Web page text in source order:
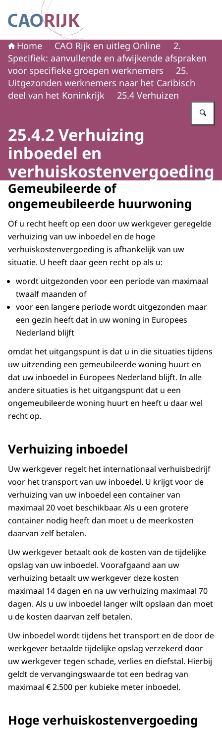
Naar de homepage van CAO Rijk
Home CAO Rijk en uitleg Online
2.
Specifiek: aanvullende en afwijkende afspraken
voor specifieke groepen werknemers
25.
Uitgezonden werknemers naar het Caribisch
deel van het Koninkrijk
25.4 Verhuizen
25.4.2 Verhuizing
inboedel en
verhuiskostenvergoeding
Gemeubileerde of
ongemeubileerde huurwoning
Of u recht heeft op een door uw werkgever geregelde
verhuizing van uw inboedel en de hoge
verhuiskostenvergoeding is afhankelijk van uw
situatie. U heeft daar geen recht op als u:
wordt uitgezonden voor een periode van maximaal
twaalf maanden of
voor een langere periode wordt uitgezonden maar
een gezin heeft dat in uw woning in Europees
Nederland blijft
omdat het uitgangspunt is dat u in die situaties tijdens
uw uitzending een gemeubileerde woning huurt en
dat uw inboedel in Europees Nederland blijft. In alle
andere situaties is het uitgangspunt dat u een
ongemeubileerde woning huurt en heeft u daar wel
recht op.
Verhuizing inboedel
Uw werkgever regelt het internationaal verhuisbedrijf
voor het transport van uw inboedel. U krijgt voor de
verhuizing van uw inboedel een container van
maximaal 20 voet beschikbaar. Als u een grotere
container nodig heeft dan moet u de meerkosten
daarvan zelf betalen.
Uw werkgever betaalt ook de kosten van de tijdelijke
opslag van uw inboedel. Voorafgaand aan uw
verhuizing betaalt uw werkgever deze kosten
maximaal 14 dagen en na uw verhuizing maximaal 70
dagen. Als u uw inboedel langer wilt opslaan dan moet
u de kosten daarvan zelf betalen.
Uw inboedel wordt tijdens het transport en de door de
werkgever betaalde tijdelijke opslag verzekerd door
uw werkgever tegen schade, verlies en diefstal. Hierbij
geldt de vervangingswaarde tot een bedrag van
maximaal € 2.500 per kubieke meter inboedel.
Hoge verhuiskostenvergoeding